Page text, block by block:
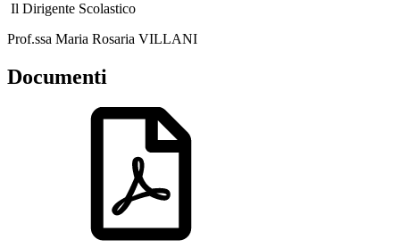
Il Dirigente Scolastico
Prof.ssa Maria Rosaria VILLANI
Documenti